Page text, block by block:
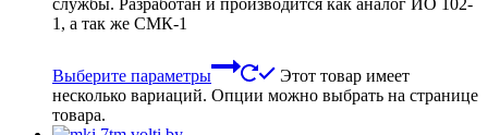
службы. Разработан и производится как аналог ИО 102-
1, а так же СМК-1
Выберите параметры
Этот товар имеет
несколько вариаций. Опции можно выбрать на странице
товара.